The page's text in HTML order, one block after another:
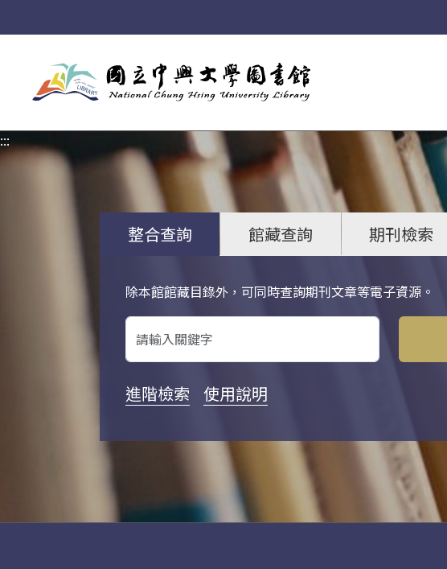
:::
整合查詢 館藏查詢 期刊檢索
除本館館藏目錄外，可同時查詢期刊文章等電子資源。
關鍵字搜尋
進階檢索 使用說明